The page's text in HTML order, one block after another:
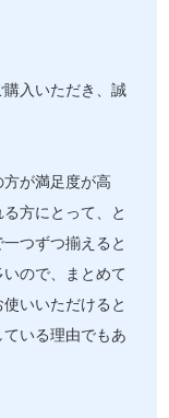
入いただき、誠
方が満足度が高
方にとって、と
つずつ揃えると
ので、まとめて
いいただけると
いる理由でもあ